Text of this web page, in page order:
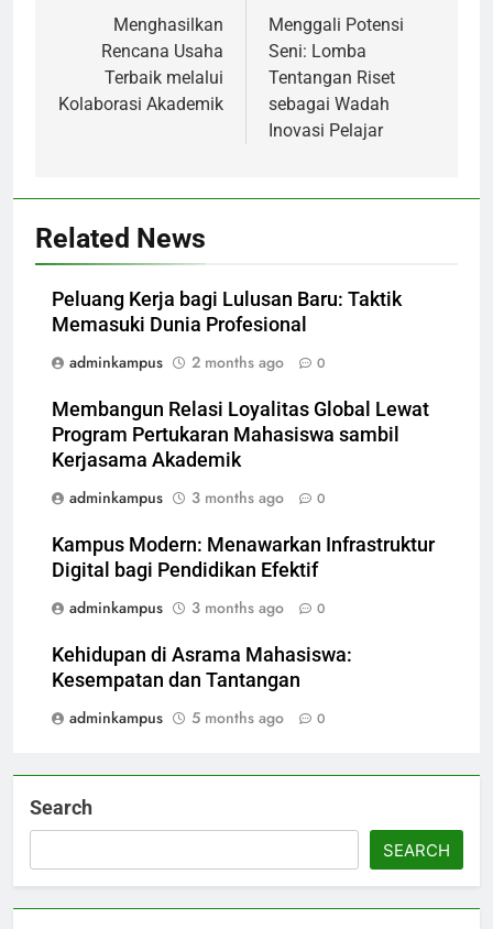
navigation
Menghasilkan
Rencana Usaha
Terbaik melalui
Kolaborasi Akademik
Menggali Potensi
Seni: Lomba
Tentangan Riset
sebagai Wadah
Inovasi Pelajar
Related News
Peluang Kerja bagi Lulusan Baru: Taktik
Memasuki Dunia Profesional
adminkampus
2 months ago 0
Membangun Relasi Loyalitas Global Lewat
Program Pertukaran Mahasiswa sambil
Kerjasama Akademik
adminkampus
3 months ago 0
Kampus Modern: Menawarkan Infrastruktur
Digital bagi Pendidikan Efektif
adminkampus
3 months ago 0
Kehidupan di Asrama Mahasiswa:
Kesempatan dan Tantangan
adminkampus
5 months ago 0
Search
SEARCH